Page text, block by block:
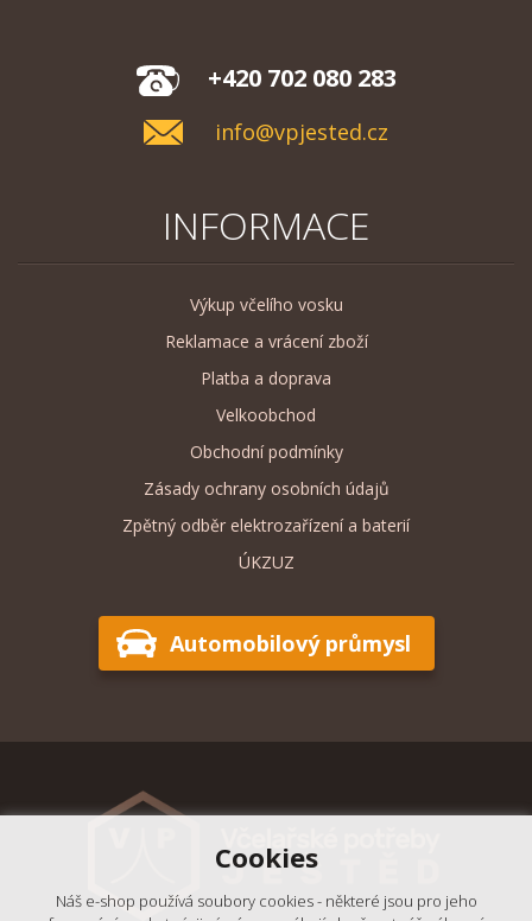
+420 702 080 283
info@vpjested.cz
INFORMACE
Výkup včelího vosku
Reklamace a vrácení zboží
Platba a doprava
Velkoobchod
Obchodní podmínky
Zásady ochrany osobních údajů
Zpětný odběr elektrozařízení a baterií
ÚKZUZ
Automobilový průmysl
Cookies
Náš e-shop používá soubory cookies - některé jsou pro jeho